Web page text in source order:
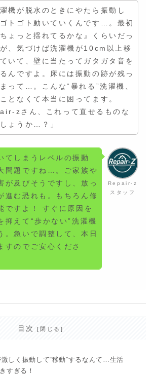
濯機が脱水のときにやたら振動し
トゴト動いていくんです…。最初
ょっと揺れてるかな』くらいだっ
、気づけば洗濯機が10cm以上移
いて、壁に当たってガタガタ音を
んですよ。床には振動の跡が残っ
って…。こんな“暴れる”洗濯機、
となくて本当に困ってます。
zさん、これって直せるものな
ょうか…？」
Repair-z
スタッフ
てしまうレベルの振動
問題ですね…。ご家族や
が及びそうですし、放っ
進む恐れも。もちろん修
ですよ！ すぐに原因を
抑えて“歩かない”洗濯機
。急いで調整して、本日
すのでご安心くださ
目次
しく振動して“移動”するなんて…生活
すぎる！